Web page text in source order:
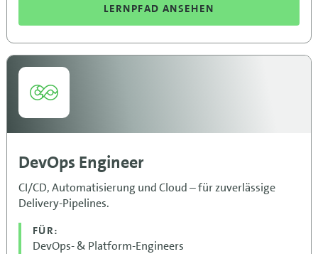
LERNPFAD ANSEHEN
DevOps Engineer
CI/CD, Automatisierung und Cloud – für zuverlässige
Delivery-Pipelines.
FÜR:
DevOps- & Platform-Engineers